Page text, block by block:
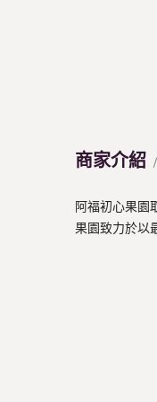
商家介紹
阿福初心果園
果園致力於以